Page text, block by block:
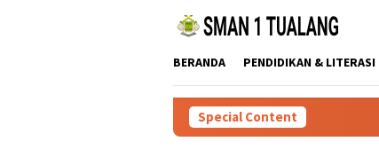
BERANDA PENDIDIKAN & LITERASI
Special Content